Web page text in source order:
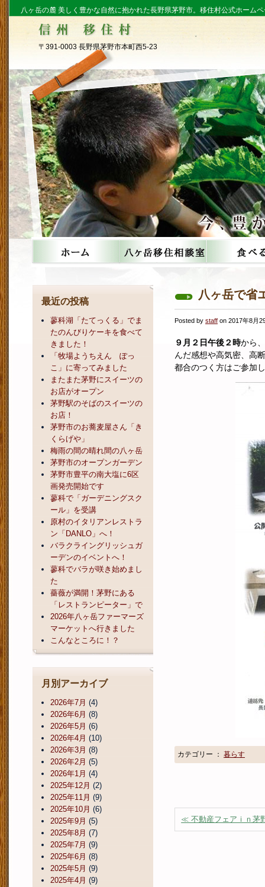
八ヶ岳の麓 美しく豊かな自然に抱かれた長野県茅野市。移住村公式ホーム
〒391-0003 長野県茅野市本町西5-23
八ヶ岳で省
Posted by staff on 2017年8月
９月２日午後２時から
んだ感想や高気密、高
都合のつく方はご参加
カテゴリー ： 暮らす
≪ 不動産フェアｉｎ茅
最近の投稿
蓼科湖「たてっくる」でま
たのんびりケーキを食べて
きました！
「牧場ようちえん ぽっ
こ」に寄ってみました
またまた茅野にスイーツの
お店がオープン
茅野駅のそばのスイーツの
お店！
茅野市のお蕎麦屋さん「き
くらげや」
梅雨の間の晴れ間の八ヶ岳
茅野市のオープンガーデン
茅野市豊平の南大塩に6区
画発売開始です
蓼科で「ガーデニングスク
ール」を受講
原村のイタリアンレストラ
ン「DANLO」へ！
バラクライングリッシュガ
ーデンのイベントへ！
蓼科でバラが咲き始めまし
た
薔薇が満開！茅野にある
「レストランピーター」で
2026年八ヶ岳ファーマーズ
マーケットへ行きました
こんなところに！？
月別アーカイブ
2026年7月 (4)
2026年6月 (8)
2026年5月 (6)
2026年4月 (10)
2026年3月 (8)
2026年2月 (5)
2026年1月 (4)
2025年12月 (2)
2025年11月 (9)
2025年10月 (6)
2025年9月 (5)
2025年8月 (7)
2025年7月 (9)
2025年6月 (8)
2025年5月 (9)
2025年4月 (9)